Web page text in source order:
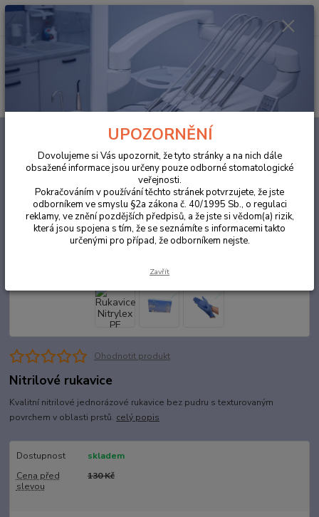
Hledat
za 0,00 Kč
Rukavice Nitrylex PF modré M, MERCATOR - BLACK
Rukavice Nitrylex PF modré M,
MERCATOR - BLACK STORM100
ks
Ohodnotit produkt
Nitrilové rukavice
Kvalitní nitrilové jednorázové rukavice bez pudru s texturovaným
povrchem v oblasti prstů. celý popis
Dostupnost
skladem
Cena před
slevou
130 Kč
UPOZORNĚNÍ
Dovolujeme si Vás upozornit, že tyto stránky a na nich dále
obsažené informace jsou určeny pouze odborné stomatologické
veřejnosti.
Pokračováním v používání těchto stránek potvrzujete, že jste
odborníkem ve smyslu §2a zákona č. 40/1995 Sb., o regulaci
reklamy, ve znění pozdějších předpisů, a že jste si vědom(a) rizik,
která jsou spojena s tím, že se seznámíte s informacemi takto
určenými pro případ, že odborníkem nejste.
Zavřít